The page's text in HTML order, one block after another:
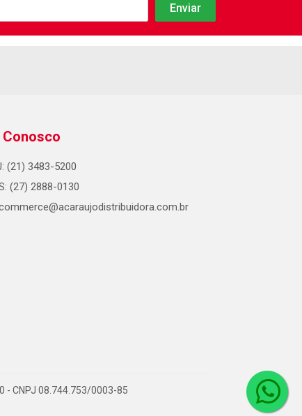
Conosco
(21) 3483-5200
(27) 2888-0130
- CNPJ 08.744.753/0003-85